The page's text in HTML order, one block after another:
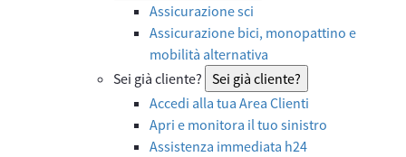
Assicurazione sci
Assicurazione bici, monopattino e
mobilità alternativa
Sei già cliente? Sei già cliente?
Accedi alla tua Area Clienti
Apri e monitora il tuo sinistro
Assistenza immediata h24